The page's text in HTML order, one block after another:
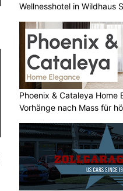
Wellnesshotel in Wildhaus
Phoenix & Cataleya Home
Vorhänge nach Mass für